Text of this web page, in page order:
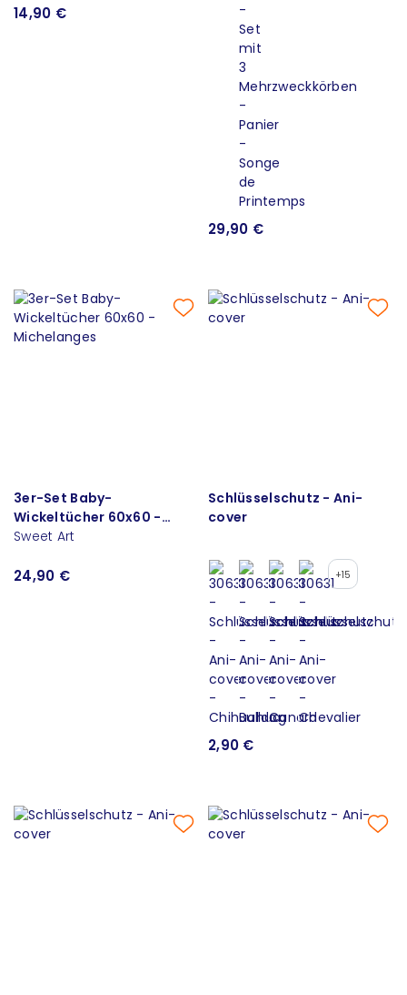
14,90 €
29,90 €
3er-Set Baby-
Wickeltücher 60x60 -
Michelanges
Sweet Art
24,90 €
Schlüsselschutz - Ani-
cover
+15
2,90 €